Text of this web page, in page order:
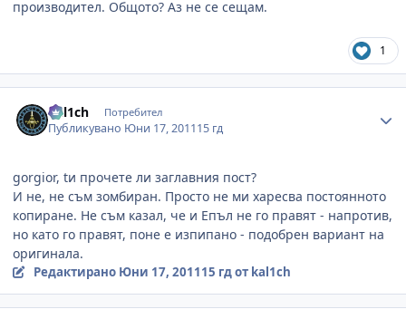
производител. Общото? Аз не се сещам.
1
kal1ch Потребител
Публикувано Юни 17, 201115 гд
gorgior, tи прочете ли заглавния пост?
И не, не съм зомбиран. Просто не ми харесва постоянното
копиране. Не съм казал, че и Епъл не го правят - напротив,
но като го правят, поне е изпипано - подобрен вариант на
оригинала.
Редактирано Юни 17, 201115 гдот kal1ch